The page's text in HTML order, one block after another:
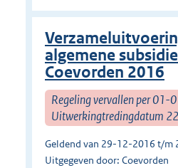
algemene
Coevorden 2016
Regeling vervallen per
Uitwerkingtredingdatum
Geldend van 29-12-2016 t/m
Uitgegeven door: Coevorden